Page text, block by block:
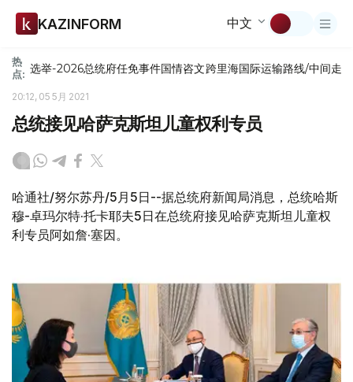
KAZINFORM 中文
热
点: 选举-2026总统府任免事件国情咨文跨里海国际运输路线/中间走廊
20:12, 05 5月 2021
总统接见哈萨克斯坦儿童权利专员
哈通社/努尔苏丹/5月5日--据总统府新闻局消息，总统哈斯
穆-卓玛尔特·托卡耶夫5日在总统府接见哈萨克斯坦儿童权
利专员阿如詹·塞因。